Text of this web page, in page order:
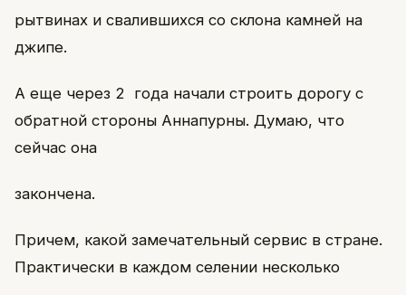
рытвинах и свалившихся со склона камней на
джипе.
А еще через 2 года начали строить дорогу с
обратной стороны Аннапурны. Думаю, что
сейчас она
закончена.
Причем, какой замечательный сервис в стране.
Практически в каждом селении несколько